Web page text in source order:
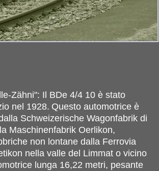
Zähni": Il BDe 4/4 10 è stato
nel 1928. Questo automotrice è
Schweizerische Wagonfabrik di
Maschinenfabrik Oerlikon,
non lontane dalla Ferrovia
nella valle del Limmat o vicino
lunga 16,22 metri, pesante